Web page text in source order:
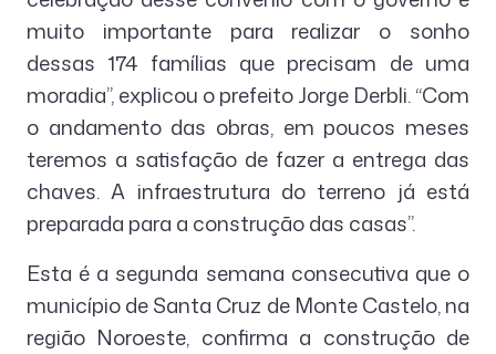
muito importante para realizar o sonho
dessas 174 famílias que precisam de uma
moradia”, explicou o prefeito Jorge Derbli. “Com
o andamento das obras, em poucos meses
teremos a satisfação de fazer a entrega das
chaves. A infraestrutura do terreno já está
preparada para a construção das casas”.
Esta é a segunda semana consecutiva que o
município de Santa Cruz de Monte Castelo, na
região Noroeste, confirma a construção de